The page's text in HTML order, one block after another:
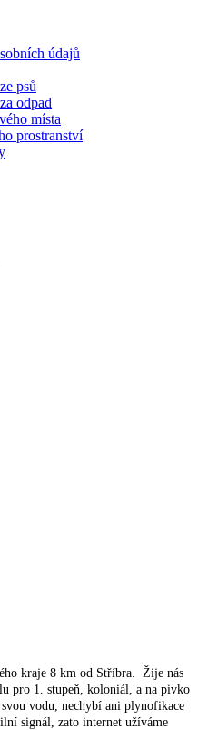
údajů
psů
odpad
místa
prostranství
kraje 8 km od Stříbra. Žije nás
pro 1. stupeň, koloniál, a na pivko
vodu, nechybí ani plynofikace
signál, zato internet užíváme